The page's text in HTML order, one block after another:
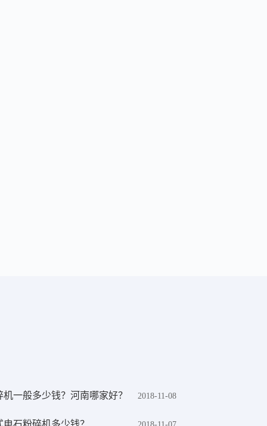
一般多少钱？河南哪家好？ 2018-11-08
石粉碎机多少钱？